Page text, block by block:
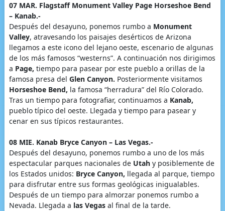
07 MAR. Flagstaff Monument Valley Page Horseshoe Bend
– Kanab.-
Después del desayuno, ponemos rumbo a Monument
Valley, atravesando los paisajes desérticos de Arizona
llegamos a este icono del lejano oeste, escenario de algunas
de los más famosos “westerns”. A continuación nos dirigimos
a Page, tiempo para pasear por este pueblo a orillas de la
famosa presa del Glen Canyon. Posteriormente visitamos
Horseshoe Bend, la famosa “herradura” del Río Colorado.
Tras un tiempo para fotografiar, continuamos a Kanab,
pueblo típico del oeste. Llegada y tiempo para pasear y
cenar en sus típicos restaurantes.
08 MIE. Kanab Bryce Canyon – Las Vegas.-
Después del desayuno, ponemos rumbo a uno de los más
espectacular parques nacionales de Utahy posiblemente de
los Estados unidos: Bryce Canyon, llegada al parque, tiempo
para disfrutar entre sus formas geológicas inigualables.
Después de un tiempo para almorzar ponemos rumbo a
Nevada. Llegada a las Vegasal final de la tarde.